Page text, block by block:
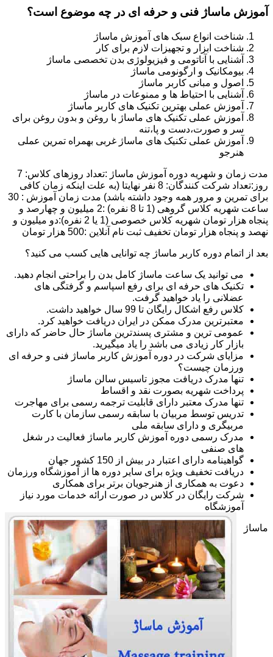
آموزش ماساژ فنی و حرفه ای در چه موضوع است؟
شناخت انواع سبک های آموزش ماساژ
شناخت ابزار و تجهیزات لازم برای کار
آشنایی با آناتومی و فیزیولوژی بدن تخصصی ماساژ
بیومکانیک و ارگونومی ماساژ
اصول و مبانی کاربر ماساژ
آشنایی با احتیاط ها و ممنوعات در ماساژ
آموزش عملی بهترین تکنیک های کاربر ماساژ
آموزش عملی تکنیک های ماساژ با روغن و بدون روغن برای
سر و صورت،دست و پا،تنه
آموزش عملی تکنیک های ماساژ غربی بهمراه تمرین عملی
هنرجو
مدت زمان و شهریه دوره آموزش ماساژ :تعداد روزهای کلاس: 7
روز:تعداد شرکت کنندگان: 8 نفر نهایتا (به علت اینکه زمان کافی
برای تمرین و مرور همه وجود داشته باشد) مدت زمان آموزش : 30
ساعت شهریه کلاس گروهی (1 تا 8 نفره) :2 میلیون و چهارصد و
پنجاه هزار تومان شهریه کلاس خصوصی (1 یا 2 نفره):دو میلیون و
نهصد و پنجاه هزار تومان تخفیف ثبت نام آنلاین :500 هزار تومان
بعد از اتمام دوره کاربر ماساژ چه توانایی هایی کسب می کنید؟
می توانید یک ساعت ماساژ کامل بدن را براحتی انجام دهید.
تکنیک های حرفه ای برای رفع اسپاسم و گرفتگی های
عضلانی را یاد خواهید گرفت.
کلاس رفع اشکال رایگان تا 99 سال خواهید داشت.
معتبرترین مدرک ممکن در ایران دریافت خواهید کرد.
عمومی ترین و مشتری پسندترین ماساژ حال حاضر که دارای
بازار کار زیادی می باشد را یاد میگیرید.
مزایای شرکت در دوره آموزش کاربر ماساژ فنی و حرفه ای
ورزمان چیست؟
تنها مدرک دریافت مجوز تاسیس سالن ماساژ
پرداخت شهریه بصورت نقد و اقساط
تنها مدرک معتبر دارای قابلیت ترجمه رسمی برای مهاجرت
تدریس توسط مربیان با سابقه رسمی سازمان با کارت
مربیگری و دارای سابقه ملی
مدرک رسمی دوره آموزش کاربر ماساژ فعالیت در شغل
های صنفی
گواهینامه دارای اعتبار در بیش از 150 کشور جهان
دریافت تخفیف ویژه برای سایر دوره ها از آموزشگاه ورزمان
دعوت به همکاری از هنرجویان برتر برای همکاری
شرکت رایگان در کلاس در صورت ارائه خدمات مورد نیاز
آموزشگاه
ماساژ